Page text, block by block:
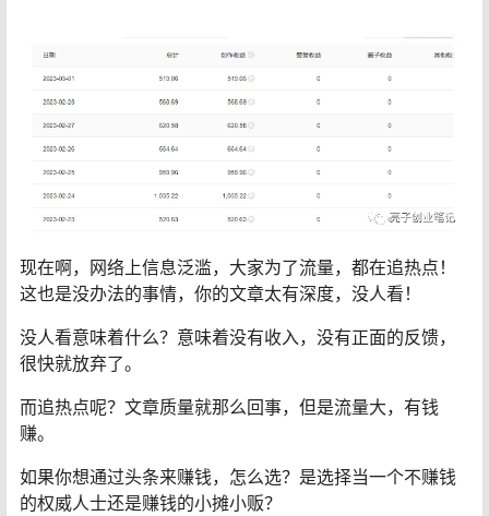
现在啊，网络上信息泛滥，大家为了流量，都在追热点！
这也是没办法的事情，你的文章太有深度，没人看！
没人看意味着什么？意味着没有收入，没有正面的反馈，
很快就放弃了。
而追热点呢？文章质量就那么回事，但是流量大，有钱
赚。
如果你想通过头条来赚钱，怎么选？是选择当一个不赚钱
的权威人士还是赚钱的小摊小贩？